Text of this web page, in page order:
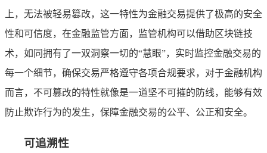
上，无法被轻易篡改，这一特性为金融交易提供了极高的安全
性和可信度，在金融监管方面，监管机构可以借助区块链技
术，如同拥有了一双洞察一切的“慧眼”，实时监控金融交易的
每一个细节，确保交易严格遵守各项合规要求，对于金融机构
而言，不可篡改的特性就像是一道坚不可摧的防线，能够有效
防止欺诈行为的发生，保障金融交易的公平、公正和安全。
可追溯性